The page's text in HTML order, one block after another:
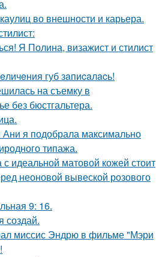
во внешности и карьера.
Я Полина, визажист и стилист
губ зaпиcaлacь!
на съемку в
без бюстгальтера.
я подобрала максимально
типажа.
идеальной матовой кожей стоит
неоновой вывеской розового
9: 16.
создай.
миссис Эндрю в фильме "Мэри